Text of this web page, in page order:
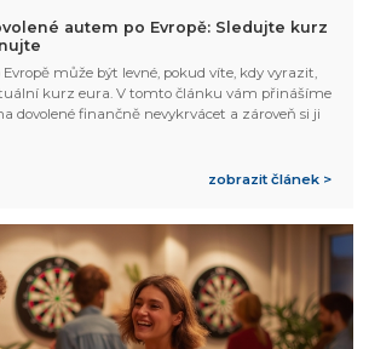
autem po Evropě: Sledujte kurz
může být levné, pokud víte, kdy vyrazit,
kurz eura. V tomto článku vám přinášíme
dovolené finančně nevykrvácet a zároveň si ji
zobrazit článek >